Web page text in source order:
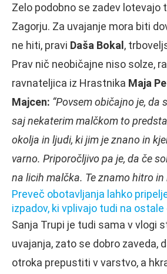
Zelo podobno se zadev lotevajo
Zagorju. Za uvajanje mora biti
ne hiti, pravi Daša Bokal ,
Prav nič neobičajne niso solze,
ravnateljica iz Hrastnika Maja
Majcen: “Povsem običajno je, da
saj nekaterim malčkom to
okolja in ljudi, ki jim je znano in
varno. Priporočljivo pa je, da če
na licih malčka. Te znamo hitro
Preveč obotavljanja lahko
izpadov, ki vplivajo tudi na ostale
Sanja Trupi je tudi sama v vlogi
uvajanja, zato se dobro zaveda,
otroka prepustiti v varstvo, a